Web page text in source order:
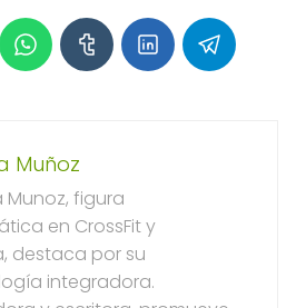
Muñoz
Munoz, figura
en CrossFit y
destaca por su
integradora.